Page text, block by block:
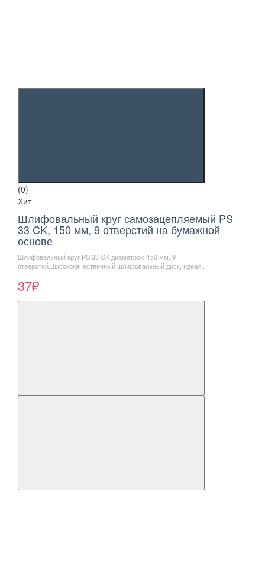
(0)
Хит
Шлифовальный круг самозацепляемый PS
33 CK, 150 мм, 9 отверстий на бумажной
основе
Шлифовальный круг PS 33 CK диаметром 150 мм, 9
отверстий.Высококачественный шлифовальный диск, идеал..
37₽